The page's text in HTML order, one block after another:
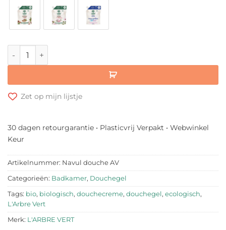
Navulling Eco Douchecrème • L’Arbre Vert aantal
Zet op mijn lijstje
30 dagen retourgarantie • Plasticvrij Verpakt • Webwinkel
Keur
Artikelnummer: Navul douche AV
Categorieën: Badkamer, Douchegel
Tags: bio, biologisch, douchecreme, douchegel , ecologisch,
L'Arbre Vert
Merk: L'ARBRE VERT